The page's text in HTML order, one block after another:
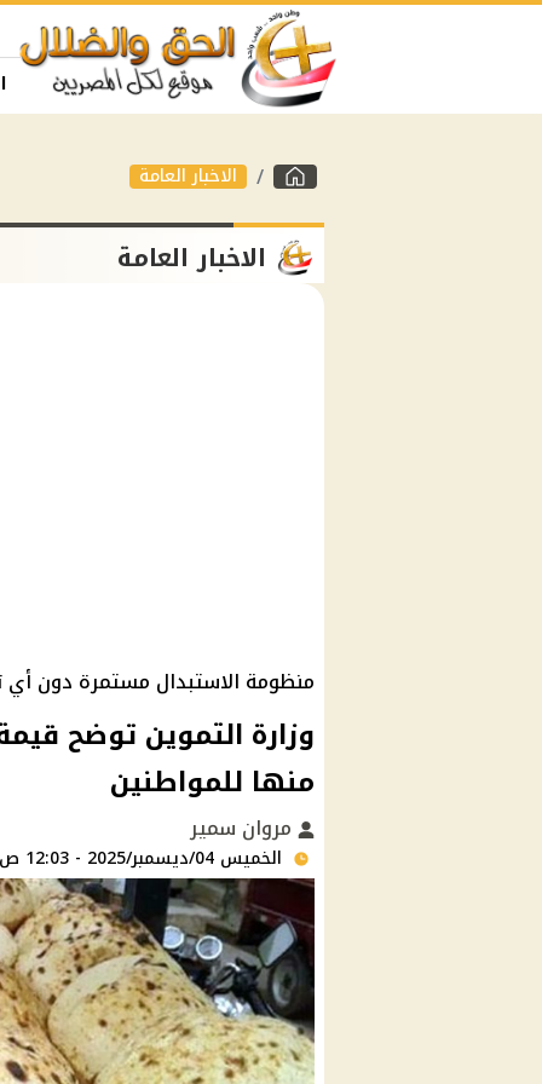
الاخبار العامة
الاخبار العامة
منظومة الاستبدال مستمرة دون أي
وزارة التموين توضح
منها للمواطنين
مروان سمير
الخميس 04/ديسمبر/2025 - 12:03 ص